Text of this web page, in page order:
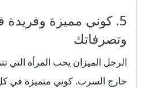
5. كوني مميزة
وتصرفاتك
الرجل الميزان يحب المرأة التي
خارج السرب. كوني متميزة في